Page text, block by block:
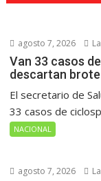
agosto 7, 2026
Van 33 casos
descartan
El secretario de
33 casos de
NACIONAL
agosto 7, 2026